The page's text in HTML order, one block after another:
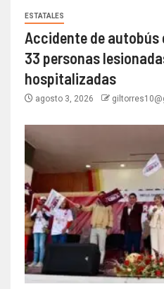
ESTATALES
Accidente de
33 personas
hospitalizadas
agosto 3, 2026